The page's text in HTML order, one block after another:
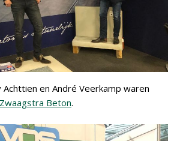
Achttien en André Veerkamp waren
Zwaagstra Beton.